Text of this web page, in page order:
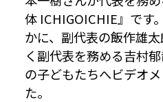
体 ICHIGOICHIE』です
かに、副代表の飯作雄
く副代表を務める吉村
の子どもたちへビデオ
た。